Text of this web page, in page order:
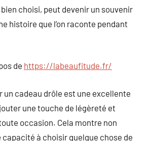
bien choisi, peut devenir un souvenir
histoire que l’on raconte pendant
de https://labeaufitude.fr/
un cadeau drôle est une excellente
une touche de légèreté et
occasion. Cela montre non
à choisir quelque chose de